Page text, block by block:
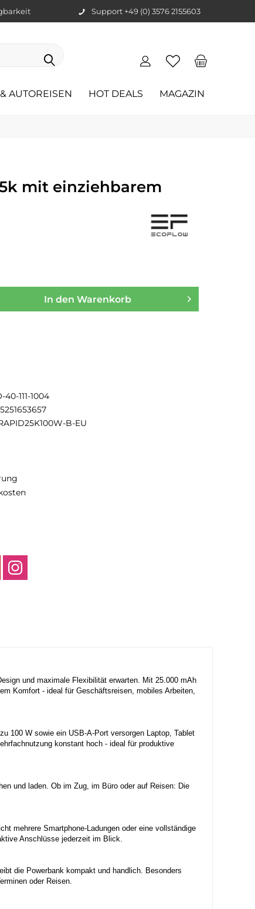
Support +49 (0) 3576 2155603
AUTOREISEN HOT DEALS MAGAZIN
mit einziehbarem
In den Warenkorb
40-111-1004
B-EU
und maximale Flexibilität erwarten. Mit 25.000 mAh
Komfort - ideal für Geschäftsreisen, mobiles Arbeiten,
100 W sowie ein USB-A-Port versorgen Laptop, Tablet
konstant hoch - ideal für produktive
und laden. Ob im Zug, im Büro oder auf Reisen: Die
mehrere Smartphone-Ladungen oder eine vollständige
Anschlüsse jederzeit im Blick.
die Powerbank kompakt und handlich. Besonders
oder Reisen.